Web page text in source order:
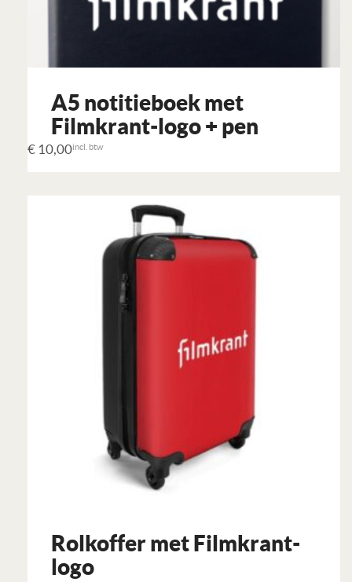
A5 notitieboek met
Filmkrant-logo + pen
€ 10,00incl. btw
Rolkoffer met Filmkrant-
logo